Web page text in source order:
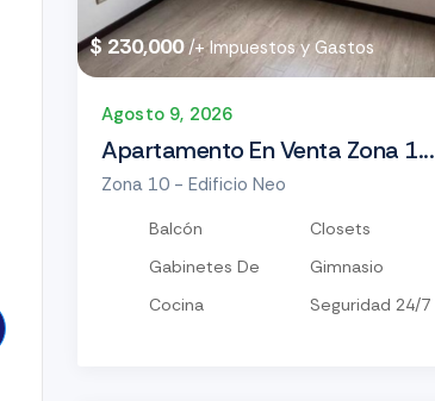
$ 230,000/+ Impuestos y Gastos
Agosto 9, 2026
Apartamento En Venta Zona 1...
Zona 10 - Edificio Neo
Balcón
Closets
Gabinetes De
Cocina
Gimnasio
Seguridad 24/7